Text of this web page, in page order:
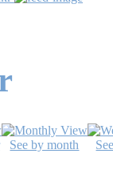
See by month